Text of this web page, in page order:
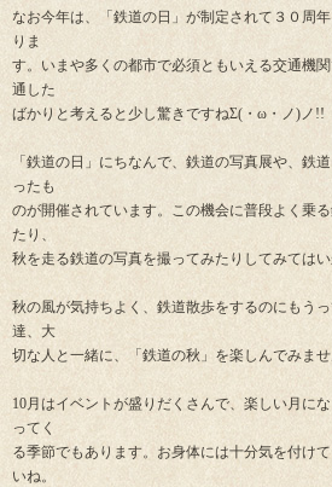
なお今年は、「鉄道の日」が制定されて３０周
りま
す。いまや多くの都市で必須ともいえる交通機
通した
ばかりと考えると少し驚きですねΣ(・ω・ノ)ノ!!
「鉄道の日」にちなんで、鉄道の写真展や、鉄
ったも
のが開催されています。この機会に普段よく乗
たり、
秋を走る鉄道の写真を撮ってみたりしてみては
秋の風が気持ちよく、鉄道散歩をするのにもう
達、大
切な人と一緒に、「鉄道の秋」を楽しんでみませ
10月はイベントが盛りだくさんで、楽しい月に
ってく
る季節でもあります。お身体には十分気を付け
いね。